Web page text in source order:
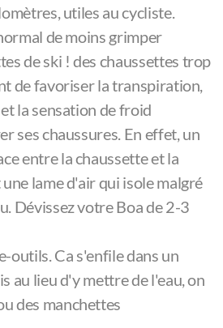
utiles au cycliste.
de moins grimper
de ski ! des chaussettes trop
de favoriser la transpiration,
la sensation de froid
ses chaussures. En effet, un
entre la chaussette et la
lame d'air qui isole malgré
Dévissez votre Boa de 2-3
outils. Ca s'enfile dans un
au lieu d'y mettre de l'eau, on
des manchettes